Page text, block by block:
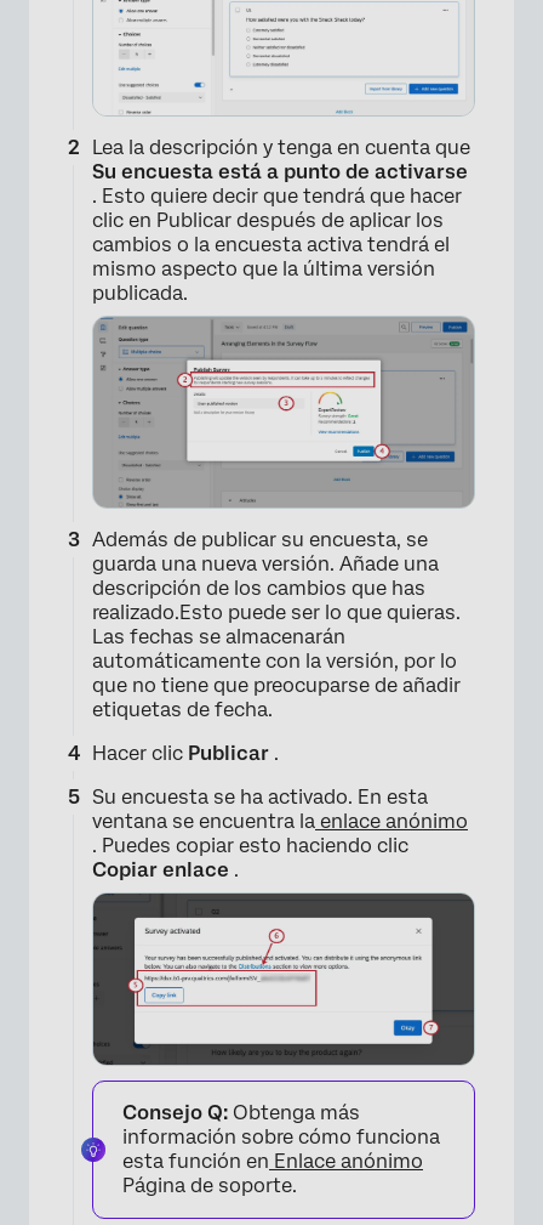
×
Lea la descripción y tenga en cuenta que
Su encuesta está a punto de activarse
. Esto quiere decir que tendrá que hacer
clic en Publicar después de aplicar los
cambios o la encuesta activa tendrá el
mismo aspecto que la última versión
publicada.
Además de publicar su encuesta, se
guarda una nueva versión. Añade una
descripción de los cambios que has
realizado.Esto puede ser lo que quieras.
Las fechas se almacenarán
automáticamente con la versión, por lo
que no tiene que preocuparse de añadir
etiquetas de fecha.
Hacer clic Publicar .
Su encuesta se ha activado. En esta
ventana se encuentra la enlace anónimo
. Puedes copiar esto haciendo clic
Copiar enlace .
Consejo Q: Obtenga más
información sobre cómo funciona
esta función en Enlace anónimo
Página de soporte.